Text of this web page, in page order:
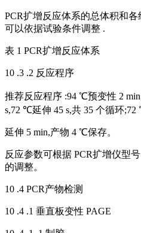
PCR扩增反应体系的总体积和
可以依据试验条件调整 .
表 1 PCR扩增反应体系
10 .3 .2 反应程序
推荐反应程序 :94 ℃预变性 2
s,72 ℃延伸 45 s,共 35 个循环;72
延伸 5 min,产物 4 ℃保存。
反应参数可根据 PCR扩增仪型
的调整。
10 .4 PCR产物检测
10 .4 .1 垂直板变性 PAGE